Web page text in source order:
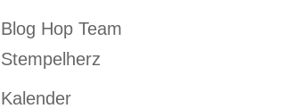
Blog Hop Team
Stempelherz
Kalender